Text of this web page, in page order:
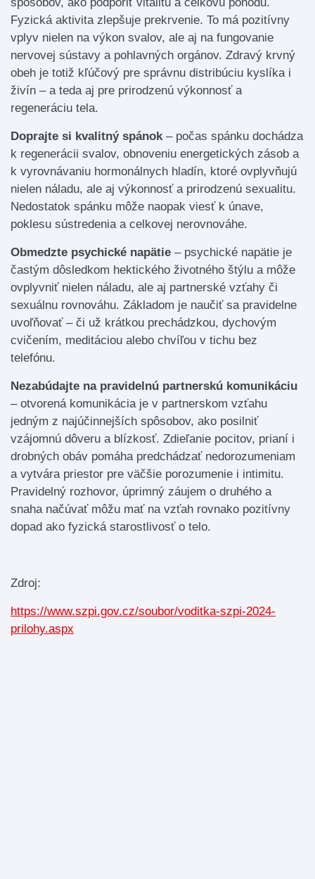
Fyzická aktivita zlepšuje prekrvenie. To má pozitívny
vplyv nielen na výkon svalov, ale aj na fungovanie
nervovej sústavy a pohlavných orgánov. Zdravý krvný
obeh je totiž kľúčový pre správnu distribúciu kyslíka i
živín – a teda aj pre prirodzenú výkonnosť a
regeneráciu tela.
Doprajte si kvalitný spánok – počas spánku dochádza
k regenerácii svalov, obnoveniu energetických zásob a
k vyrovnávaniu hormonálnych hladín, ktoré ovplyvňujú
nielen náladu, ale aj výkonnosť a prirodzenú sexualitu.
Nedostatok spánku môže naopak viesť k únave,
poklesu sústredenia a celkovej nerovnováhe.
Obmedzte psychické napätie – psychické napätie je
častým dôsledkom hektického životného štýlu a môže
ovplyvniť nielen náladu, ale aj partnerské vzťahy či
sexuálnu rovnováhu. Základom je naučiť sa pravidelne
uvoľňovať – či už krátkou prechádzkou, dychovým
cvičením, meditáciou alebo chvíľou v tichu bez
telefónu.
Nezabúdajte na pravidelnú partnerskú komunikáciu
– otvorená komunikácia je v partnerskom vzťahu
jedným z najúčinnejších spôsobov, ako posilniť
vzájomnú dôveru a blízkosť. Zdieľanie pocitov, prianí i
drobných obáv pomáha predchádzať nedorozumeniam
a vytvára priestor pre väčšie porozumenie i intimitu.
Pravidelný rozhovor, úprimný záujem o druhého a
snaha načúvať môžu mať na vzťah rovnako pozitívny
dopad ako fyzická starostlivosť o telo.
Zdroj:
https://www.szpi.gov.cz/soubor/voditka-szpi-2024-
prilohy.aspx